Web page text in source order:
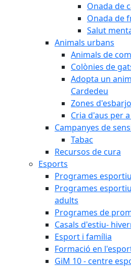
Onada de
Onada de
Salut
Animals urbans
Animals de
Colònies de
Adopta un
Cardedeu
Zones
Cria d'aus per
Campanyes de
Tabac
Recursos de cura
Esports
Programes
Programes
adults
Programes de
Casals d'estiu-
Esport i família
Formació en
GiM 10 - centre